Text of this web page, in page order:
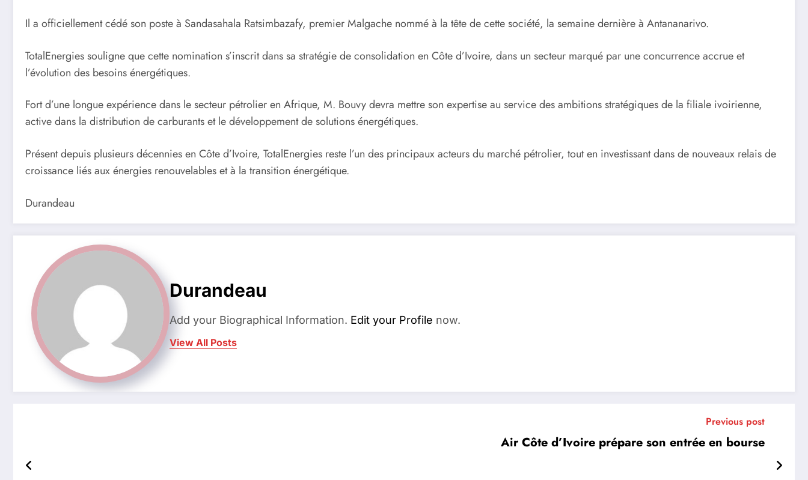
Il a officiellement cédé son poste à Sandasahala Ratsimbazafy, premier Malgache nommé à la tête de cette société, la semaine dernière à Antananarivo.
TotalEnergies souligne que cette nomination s’inscrit dans sa stratégie de consolidation en Côte d’Ivoire, dans un secteur marqué par une concurrence accrue et
l’évolution des besoins énergétiques.
Fort d’une longue expérience dans le secteur pétrolier en Afrique, M. Bouvy devra mettre son expertise au service des ambitions stratégiques de la filiale ivoirienne,
active dans la distribution de carburants et le développement de solutions énergétiques.
Présent depuis plusieurs décennies en Côte d’Ivoire, TotalEnergies reste l’un des principaux acteurs du marché pétrolier, tout en investissant dans de nouveaux relais de
croissance liés aux énergies renouvelables et à la transition énergétique.
Durandeau
Durandeau
Add your Biographical Information. Edit your Profile now.
View All Posts
Previous post
Air Côte d’Ivoire prépare son entrée en bourse